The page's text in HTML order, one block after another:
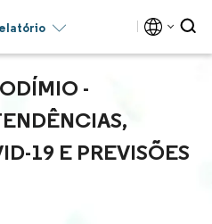
-
19 E PREVISÕES